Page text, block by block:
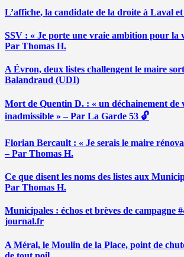
L’affiche, la candidate de la droite à Laval et
SSV : « Je porte une vraie ambition pour la
Par Thomas H.
A Évron, deux listes challengent le maire
Balandraud (UDI)
Mort de Quentin D. : « un déchainement de
inadmissible » – Par La Garde 53 🔓
Florian Bercault : « Je serais le maire
– Par Thomas H.
Ce que disent les noms des listes aux
Par Thomas H.
Municipales : échos et brèves de campagne
journal.fr
A Méral, le Moulin de la Place, point de